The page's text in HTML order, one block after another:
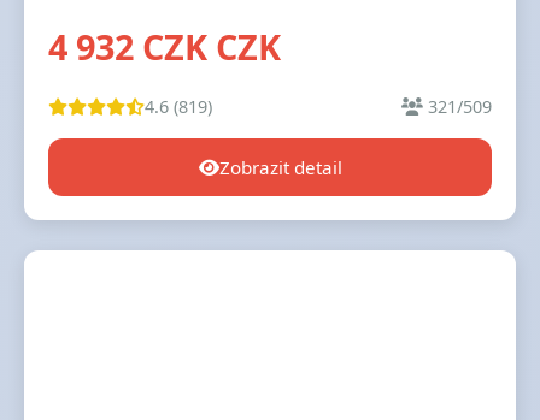
4 932 CZK CZK
4.6 (819) 321/509
Zobrazit detail